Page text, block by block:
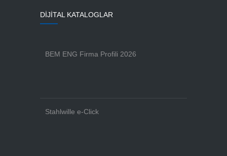
DİJİTAL KATALOGLAR
BEM ENG Firma Profili 2026
Stahlwille e-Click